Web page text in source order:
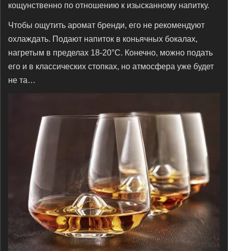
кощунственно по отношению к изысканному напитку.
Чтобы ощутить аромат бренди, его не рекомендуют
охлаждать. Подают напиток в коньячных бокалах,
нагретым в пределах 18-20°С. Конечно, можно подать
его и в классических стопках, но атмосфера уже будет
не та…